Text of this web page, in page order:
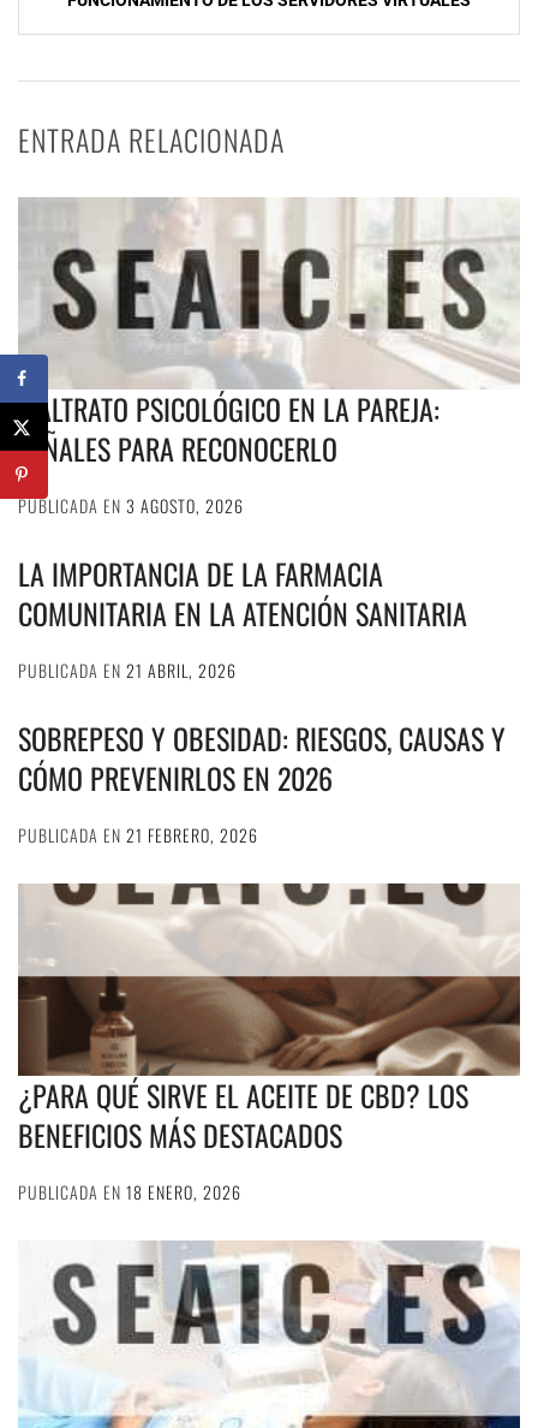
ENTRADA RELACIONADA
MALTRATO PSICOLÓGICO EN LA PAREJA:
SEÑALES PARA RECONOCERLO
PUBLICADA EN 3 AGOSTO, 2026
LA IMPORTANCIA DE LA FARMACIA
COMUNITARIA EN LA ATENCIÓN SANITARIA
PUBLICADA EN 21 ABRIL, 2026
SOBREPESO Y OBESIDAD: RIESGOS, CAUSAS Y
CÓMO PREVENIRLOS EN 2026
PUBLICADA EN 21 FEBRERO, 2026
¿PARA QUÉ SIRVE EL ACEITE DE CBD? LOS
BENEFICIOS MÁS DESTACADOS
PUBLICADA EN 18 ENERO, 2026